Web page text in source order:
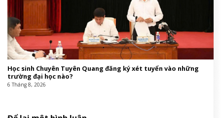
Học sinh Chuyên Tuyên Quang đăng ký xét tuyển vào những
trường đại học nào?
6 Tháng 8, 2026